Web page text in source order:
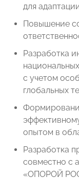
для
Повышение
Разработка
с учетом
глобальных
опытом в
Разработка
совместно с
«ОПОРОЙ